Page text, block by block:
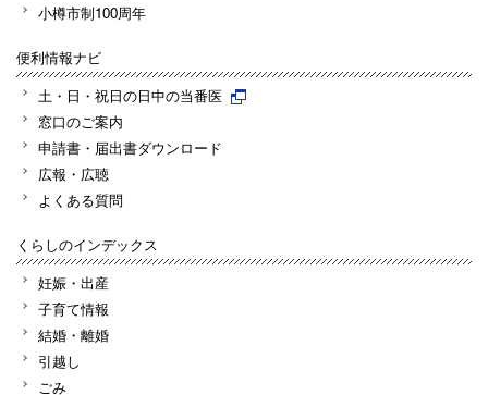
小樽市制100周年
便利情報ナビ
土・日・祝日の日中の当番医
窓口のご案内
申請書・届出書ダウンロード
広報・広聴
よくある質問
くらしのインデックス
妊娠・出産
子育て情報
結婚・離婚
引越し
ごみ